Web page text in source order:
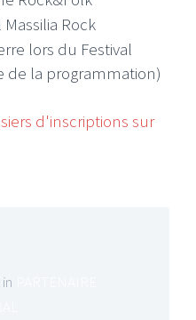
Rock
lors du Festival
de la programmation)
d'inscriptions sur